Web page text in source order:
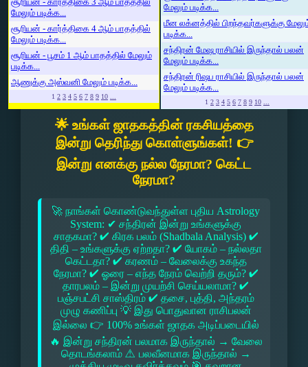
மேலும் படிக்க...
சூரியன் - கார்த்திகை 4 ஆம் பாதத்தில்
மேலும் படிக்க...
சூரியன் - பூசம் 1 ஆம் பாதத்தில் மேலும்
படிக்க...
ஆணுக்கு அஸ்வனி மேலும் படிக்க...
1 2 3 4 5 6 7 8 9 10 ...
மேலும் படிக்க...
மீன லக்னத்தில் பிறந்தவர்களுக்கு
படிக்க...
சந்திரன் மேஷ ராசியில் இருந்தால் பலன்
மேலும் படிக்க...
சந்திரன் ரிஷப ராசியில் இருந்தால் பலன்
மேலும் படிக்க...
1 2 3 4 5 6 7 8 9 10 ...
🌟 உங்கள் ஜாதகத்தின் ரகசியத்தை
இன்று தெரிந்து கொள்ளுங்கள்! 👉
இன்று எனக்கு நல்ல நேரமா? கெட்ட
நேரமா?
🚀 நாங்கள் கொண்டுவந்துள்ள புதிய Astrology
System: ✔ சந்திரன் இன்று உங்களுக்கு
சாதகமா? ✔ கிரக பலம் (Shadbala Analysis) ✔
திதி – உங்களுக்கு ஏற்றதா? ✔ யோகம் – நல்லதா
கெட்டதா? ✔ கரணம் – வேலைக்கு உகந்த
நேரமா? ✔ ஓரை – எந்த நேரம் வெற்றி தரும்? ✔
தாரபலம் – இன்று முயற்சி செய்யலாமா? ✔
பஞ்சபட்சி சாஸ்திரம் ✔ தசை, புத்தி, அந்தரம்
முழு கணிப்பு 💡 இது பொதுவான ராசிபலன்
இல்லை 👉 100% உங்கள் ஜாதக அடிப்படையில்
🔥 இன்று சந்திரன் பலமாக இருந்தால் → வேலை
தொடங்கலாம் ⚠ பலவீனமாக இருந்தால் →